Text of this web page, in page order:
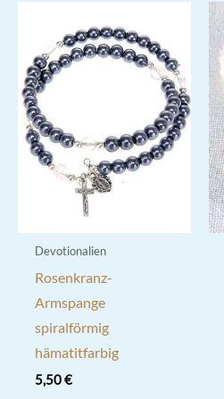
Devotionalien
Rosenkranz-
Armspange
spiralförmig
hämatitfarbig
5,50€